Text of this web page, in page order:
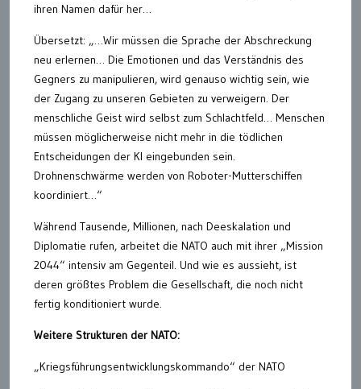
ihren Namen dafür her…
Übersetzt: „…Wir müssen die Sprache der Abschreckung
neu erlernen… Die Emotionen und das Verständnis des
Gegners zu manipulieren, wird genauso wichtig sein, wie
der Zugang zu unseren Gebieten zu verweigern. Der
menschliche Geist wird selbst zum Schlachtfeld… Menschen
müssen möglicherweise nicht mehr in die tödlichen
Entscheidungen der KI eingebunden sein.
Drohnenschwärme werden von Roboter-Mutterschiffen
koordiniert…“
Während Tausende, Millionen, nach Deeskalation und
Diplomatie rufen, arbeitet die NATO auch mit ihrer „Mission
2044“ intensiv am Gegenteil. Und wie es aussieht, ist
deren größtes Problem die Gesellschaft, die noch nicht
fertig konditioniert wurde.
Weitere Strukturen der NATO:
„Kriegsführungsentwicklungskommando“ der NATO